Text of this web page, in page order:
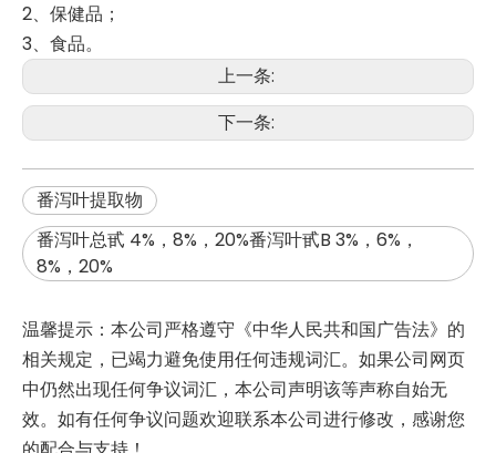
2、保健品；
3、食品。
上一条:
下一条:
番泻叶提取物
番泻叶总甙 4%，8%，20%番泻叶甙B 3%，6%，
8%，20%
温馨提示：本公司严格遵守《中华人民共和国广告法》的
相关规定，已竭力避免使用任何违规词汇。如果公司网页
中仍然出现任何争议词汇，本公司声明该等声称自始无
效。如有任何争议问题欢迎联系本公司进行修改，感谢您